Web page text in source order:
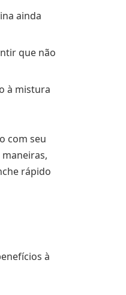
ainda
que não
à mistura
com seu
rápido
à